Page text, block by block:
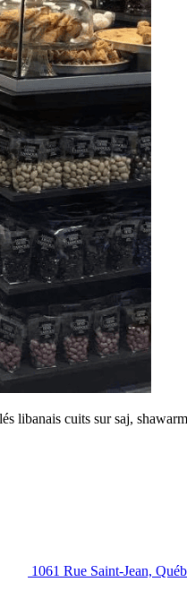
libanais cuits sur saj,
1061 Rue Saint-Jean,